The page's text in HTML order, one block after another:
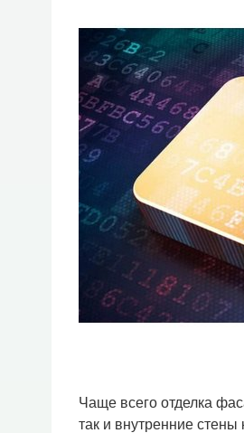
Чаще всего отделка
так и внутренние